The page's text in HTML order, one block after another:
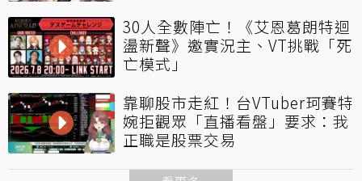
30人全數陣亡！《艾恩葛朗特迴
盪新聲》邀實況主、VT挑戰「死
亡模式」
靠聊股市走紅！台VTuber珂賽特
婉拒觀眾「直播看盤」要求：我
正職是股票交易